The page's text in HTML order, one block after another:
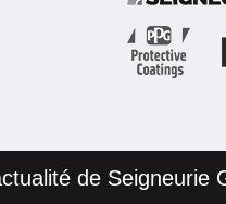
au
à
à 17h00
de Seigneurie